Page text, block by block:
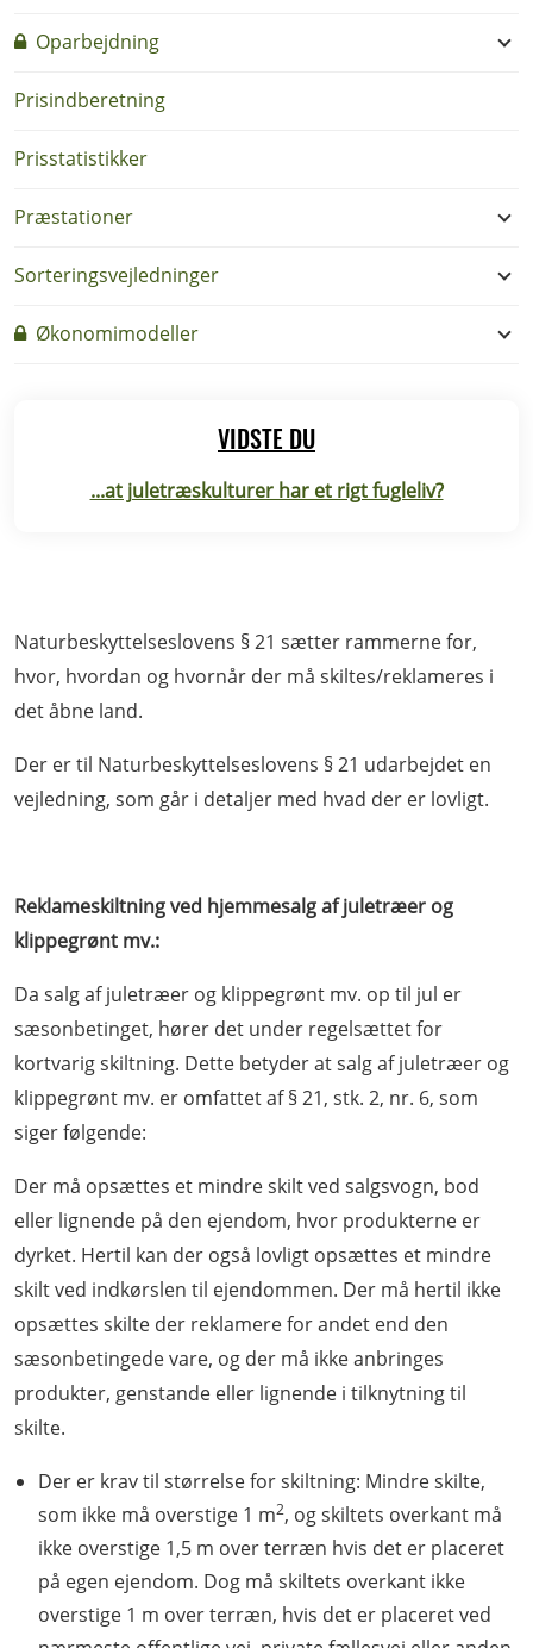
Oparbejdning
Prisindberetning
Prisstatistikker
Præstationer
Sorteringsvejledninger
Økonomimodeller
VIDSTE DU
...at juletræskulturer har et rigt fugleliv?
Naturbeskyttelseslovens § 21 sætter rammerne for,
hvor, hvordan og hvornår der må skiltes/reklameres i
det åbne land.
Der er til Naturbeskyttelseslovens § 21 udarbejdet en
vejledning, som går i detaljer med hvad der er lovligt.
Reklameskiltning ved hjemmesalg af juletræer og
klippegrønt mv.:
Da salg af juletræer og klippegrønt mv. op til jul er
sæsonbetinget, hører det under regelsættet for
kortvarig skiltning. Dette betyder at salg af juletræer og
klippegrønt mv. er omfattet af § 21, stk. 2, nr. 6, som
siger følgende:
Der må opsættes et mindre skilt ved salgsvogn, bod
eller lignende på den ejendom, hvor produkterne er
dyrket. Hertil kan der også lovligt opsættes et mindre
skilt ved indkørslen til ejendommen. Der må hertil ikke
opsættes skilte der reklamere for andet end den
sæsonbetingede vare, og der må ikke anbringes
produkter, genstande eller lignende i tilknytning til
skilte.
Der er krav til størrelse for skiltning: Mindre skilte,
som ikke må overstige 1 m2, og skiltets overkant må
ikke overstige 1,5 m over terræn hvis det er placeret
på egen ejendom. Dog må skiltets overkant ikke
overstige 1 m over terræn, hvis det er placeret ved